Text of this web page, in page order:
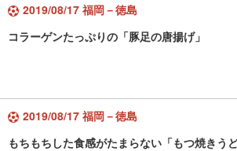
2019/08/17 福岡－徳島
コラーゲンたっぷりの「豚足の唐揚げ」
2019/08/17 福岡－徳島
もちもちした食感がたまらない「もつ焼きう